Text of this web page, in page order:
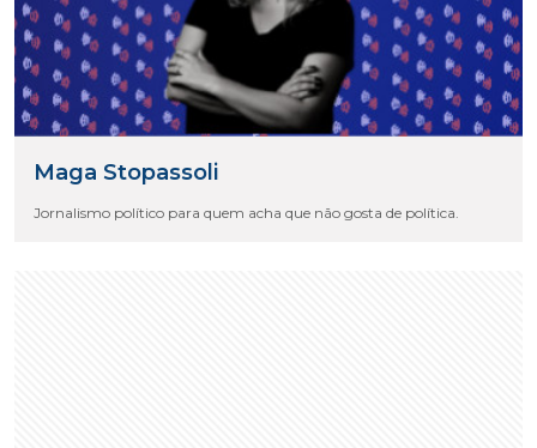
Maga Stopassoli
Jornalismo político para quem acha que não gosta de política.